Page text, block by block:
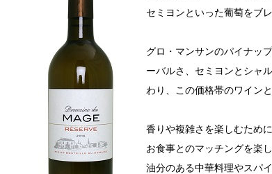
セミヨンといった葡萄をブ
グロ・マンサンのパイナッ
ーバルさ、セミヨンとシャ
わり、この価格帯のワイン
香りや複雑さを楽しむため
お食事とのマッチングを楽
油分のある中華料理やスパ